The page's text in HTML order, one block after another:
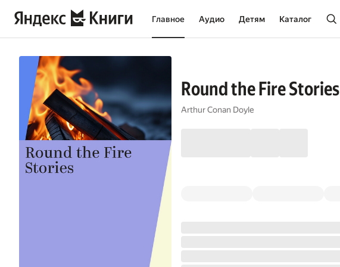
Главное Аудио Детям Каталог
Round the Fire Stories
Arthur Conan Doyle